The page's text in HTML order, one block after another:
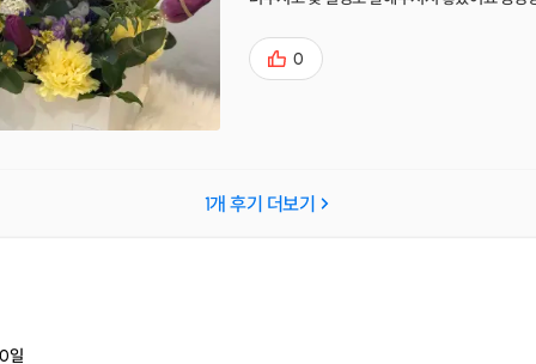
무 ㅎㅎㅎ
0
1개 후기 더보기
일